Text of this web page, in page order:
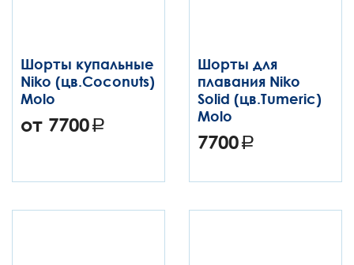
Шорты купальные
Niko (цв.Coconuts)
Molo
от 7700
Шорты для
плавания Niko
Solid (цв.Tumeric)
Molo
7700